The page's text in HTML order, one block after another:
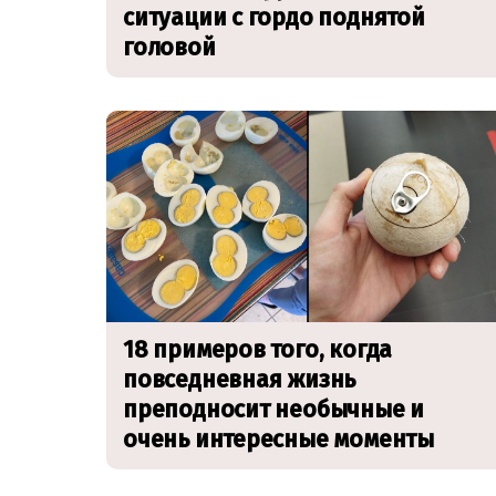
ситуации с гордо поднятой
головой
18 примеров того, когда
повседневная жизнь
преподносит необычные и
очень интересные моменты